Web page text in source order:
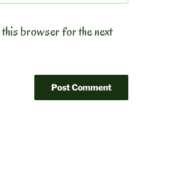
this browser for the next